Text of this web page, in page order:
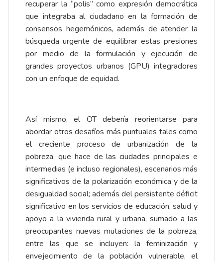
recuperar la “polis” como expresión democrática
que integraba al ciudadano en la formación de
consensos hegemónicos, además de atender la
búsqueda urgente de equilibrar estas presiones
por medio de la formulación y ejecución de
grandes proyectos urbanos (GPU) integradores
con un enfoque de equidad.
Así mismo, el OT debería reorientarse para
abordar otros desafíos más puntuales tales como
el creciente proceso de urbanización de la
pobreza, que hace de las ciudades principales e
intermedias (e incluso regionales), escenarios más
significativos de la polarización económica y de la
desigualdad social; además del persistente déficit
significativo en los servicios de educación, salud y
apoyo a la vivienda rural y urbana, sumado a las
preocupantes nuevas mutaciones de la pobreza,
entre las que se incluyen: la feminización y
envejecimiento de la población vulnerable, el